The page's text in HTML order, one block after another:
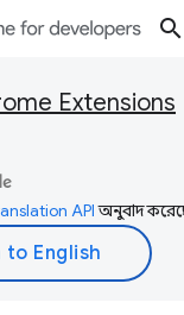
Extensions
APIঅনুবাদ